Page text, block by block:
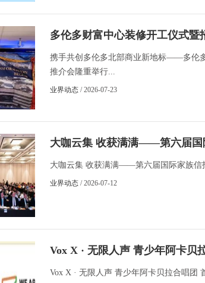
多伦多财富中心装修开工仪式暨
携手共创多伦多北部商业新地标——多伦
推介会隆重举行...
业界动态 / 2026-07-23
大咖云集 收获满满——第六届国
办
大咖云集 收获满满——第六届国际家族信
业界动态 / 2026-07-12
Vox X · 无限人声 青少年阿卡贝
Vox X · 无限人声 青少年阿卡贝拉合唱团